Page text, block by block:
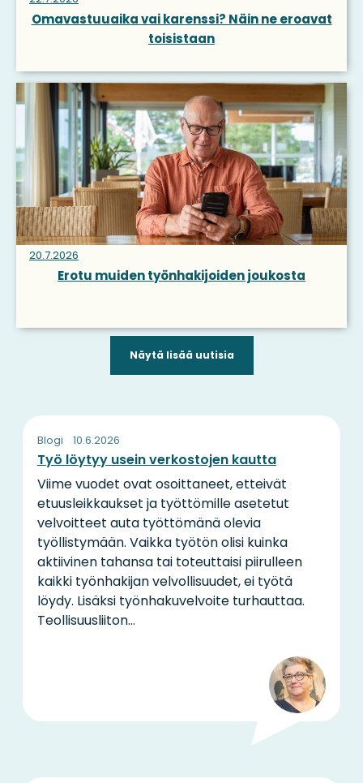
Omavastuuaika vai karenssi? Näin ne eroavat
toisistaan
20.7.2026
Erotu muiden työnhakijoiden joukosta
Näytä lisää uutisia
Blogi 10.6.2026
Työ löytyy usein verkostojen kautta
Viime vuodet ovat osoittaneet, etteivät
etuusleikkaukset ja työttömille asetetut
velvoitteet auta työttömänä olevia
työllistymään. Vaikka työtön olisi kuinka
aktiivinen tahansa tai toteuttaisi piirulleen
kaikki työnhakijan velvollisuudet, ei työtä
löydy. Lisäksi työnhakuvelvoite turhauttaa.
Teollisuusliiton...